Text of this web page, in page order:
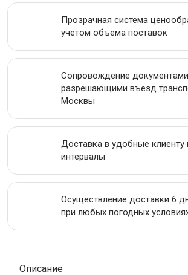
ИНСТРУМЕНТАЛЬНАЯ СТАЛЬ
ПРОВОЛОКА
Прозрачная система
учетом объема поставок
Сопровождение
разрешающими въезд
Москвы
Доставка в удобные клиенту
интервалы
Осуществление доставки 6
при любых погодных
Описание